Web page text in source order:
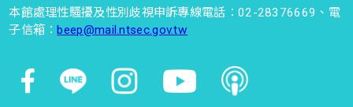
本館處理性騷擾及性別歧視申訴專線電話：02-28376669、電
子信箱：beep@mail.ntsec.gov.tw